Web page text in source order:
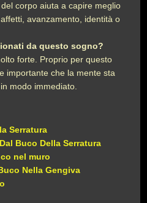
corpo aiuta a capire meglio
avanzamento, identità o
da questo sogno?
forte. Proprio per questo
importante che la mente sta
modo immediato.
Serratura
Buco Della Serratura
nel muro
Nella Gengiva